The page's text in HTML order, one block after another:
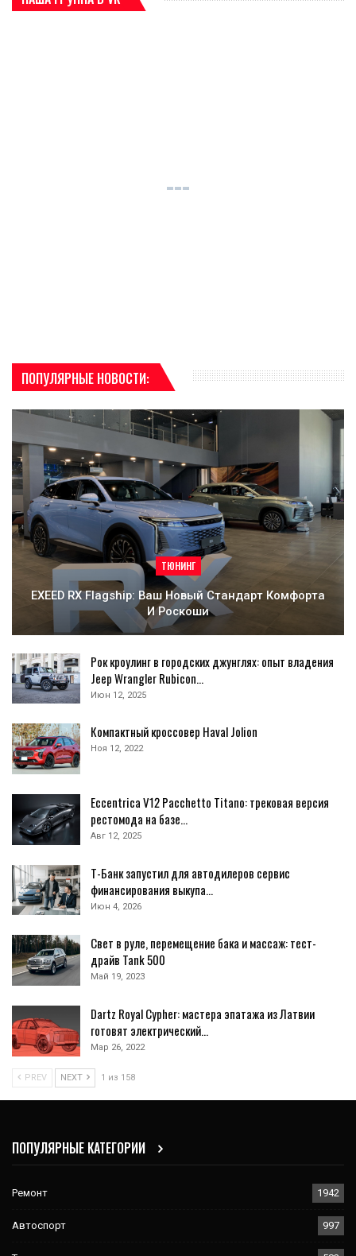
ПОПУЛЯРНЫЕ НОВОСТИ:
ТЮНИНГ
EXEED RX Flagship: Ваш Новый Стандарт Комфорта
И Роскоши
Рок кроулинг в городских джунглях: опыт владения
Jeep Wrangler Rubicon…
Июн 12, 2025
Компактный кроссовер Haval Jolion
Ноя 12, 2022
Eccentrica V12 Pacchetto Titano: трековая версия
рестомода на базе…
Авг 12, 2025
Т-Банк запустил для автодилеров сервис
финансирования выкупа…
Июн 4, 2026
Свет в руле, перемещение бака и массаж: тест-
драйв Tank 500
Май 19, 2023
Dartz Royal Cypher: мастера эпатажа из Латвии
готовят электрический…
Мар 26, 2022
PREV NEXT 1 из 158
ПОПУЛЯРНЫЕ КАТЕГОРИИ
Ремонт 1942
Автоспорт 997